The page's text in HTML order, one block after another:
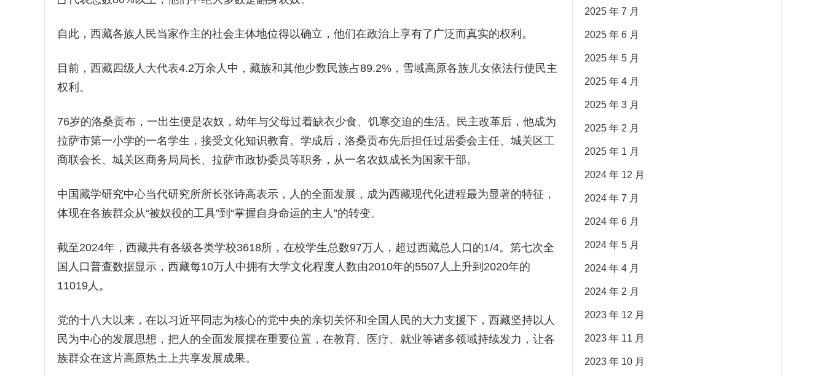
自此，西藏各族人民当家作主的社会主体地位得以确立，他们在政治上享有了广泛而真实的权利。
目前，西藏四级人大代表4.2万余人中，藏族和其他少数民族占89.2%，雪域高原各族儿女依法行使民主
权利。
76岁的洛桑贡布，一出生便是农奴，幼年与父母过着缺衣少食、饥寒交迫的生活。民主改革后，他成为
拉萨市第一小学的一名学生，接受文化知识教育。学成后，洛桑贡布先后担任过居委会主任、城关区工
商联会长、城关区商务局局长、拉萨市政协委员等职务，从一名农奴成长为国家干部。
中国藏学研究中心当代研究所所长张诗高表示，人的全面发展，成为西藏现代化进程最为显著的特征，
体现在各族群众从“被奴役的工具”到“掌握自身命运的主人”的转变。
截至2024年，西藏共有各级各类学校3618所，在校学生总数97万人，超过西藏总人口的1/4。第七次全
国人口普查数据显示，西藏每10万人中拥有大学文化程度人数由2010年的5507人上升到2020年的
11019人。
党的十八大以来，在以习近平同志为核心的党中央的亲切关怀和全国人民的大力支援下，西藏坚持以人
民为中心的发展思想，把人的全面发展摆在重要位置，在教育、医疗、就业等诸多领域持续发力，让各
族群众在这片高原热土上共享发展成果。
2025 年 7 月
2025 年 6 月
2025 年 5 月
2025 年 4 月
2025 年 3 月
2025 年 2 月
2025 年 1 月
2024 年 12 月
2024 年 7 月
2024 年 6 月
2024 年 5 月
2024 年 4 月
2024 年 2 月
2023 年 12 月
2023 年 11 月
2023 年 10 月